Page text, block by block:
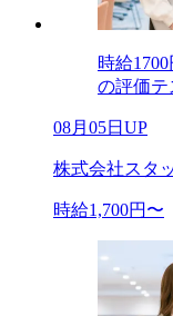
時給
の評価テ
08月05日UP
株式会社スタ
時給1,700円〜